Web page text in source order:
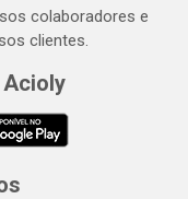
colaboradores e
clientes.
Acioly